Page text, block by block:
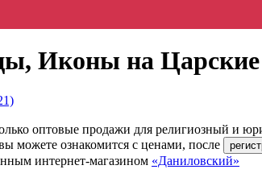
Иконы на Царские
оптовые продажи для религиозный и
можете ознакомится с ценами, после
интернет-магазином «Даниловский»